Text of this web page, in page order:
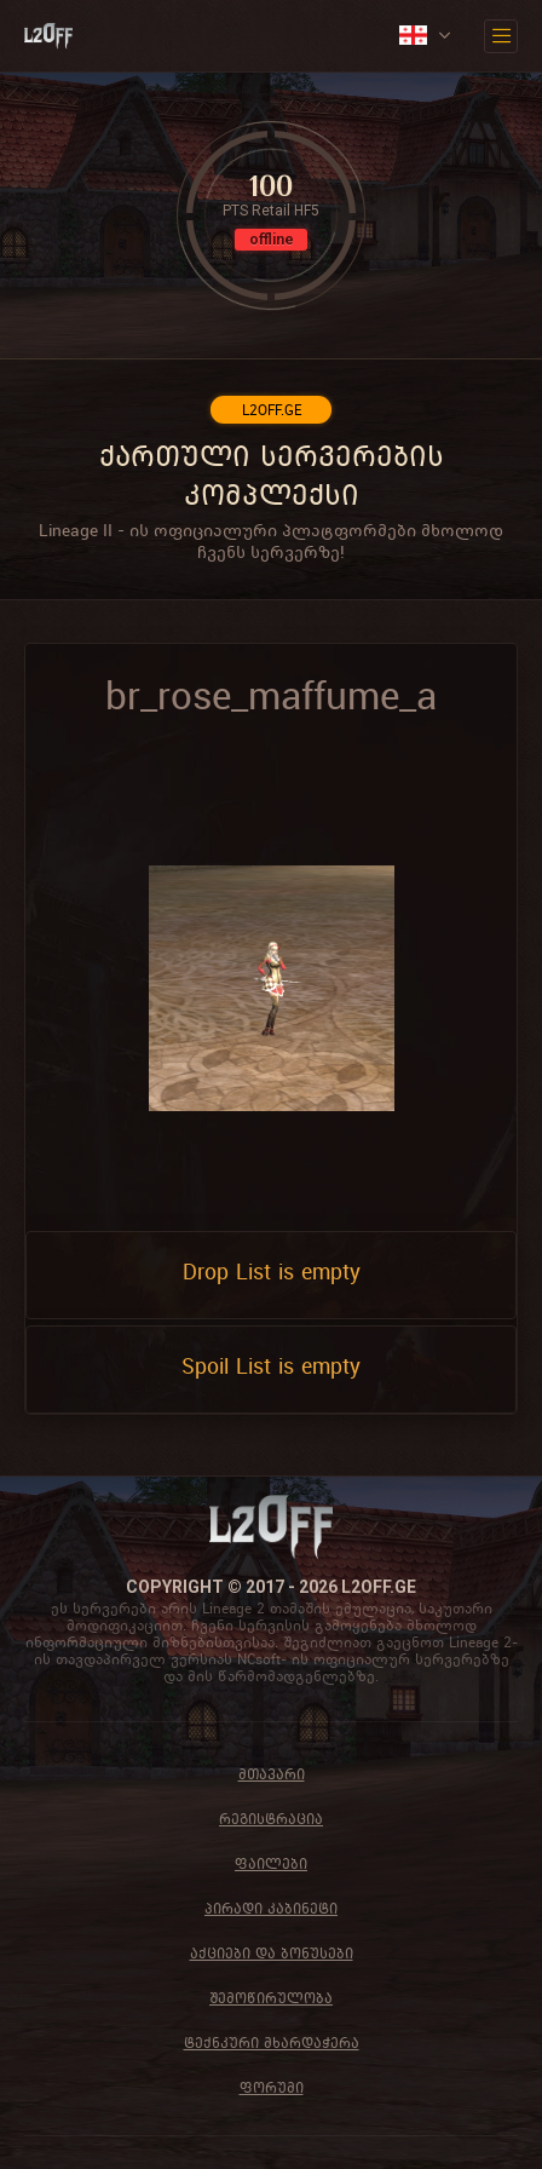
L2OFF.GE
ქართული სერვერების
კომპლექსი
Lineage II - ის ოფიციალური პლატფორმები მხოლოდ
ჩვენს სერვერზე!
100
PTS Retail HF5
offline
br_rose_maffume_a
Drop List is empty
Spoil List is empty
COPYRIGHT © 2017 - 2026 L2OFF.GE
ეს სერვერები არის Lineage 2 თამაშის ემულაცია, საკუთარი
მოდიფიკაციით. ჩვენი სერვისის გამოყენება მხოლოდ
ინფორმაციული მიზნებისთვისაა. შეგიძლიათ გაეცნოთ Lineage 2-
ის თავდაპირველ ვერსიას NCsoft- ის ოფიციალურ სერვერებზე
და მის წარმომადგენლებზე.
ᲛᲗᲐᲕᲐᲠᲘ
ᲠᲔᲒᲘᲡᲢᲠᲐᲪᲘᲐ
ᲤᲐᲘᲚᲔᲑᲘ
ᲞᲘᲠᲐᲓᲘ ᲙᲐᲑᲘᲜᲔᲢᲘ
ᲐᲥᲪᲘᲔᲑᲘ ᲓᲐ ᲑᲝᲜᲣᲡᲔᲑᲘ
ᲨᲔᲛᲝᲬᲘᲠᲣᲚᲝᲑᲐ
ᲢᲔᲥᲜᲙᲣᲠᲘ ᲛᲮᲐᲠᲓᲐᲭᲔᲠᲐ
ᲤᲝᲠᲣᲛᲘ